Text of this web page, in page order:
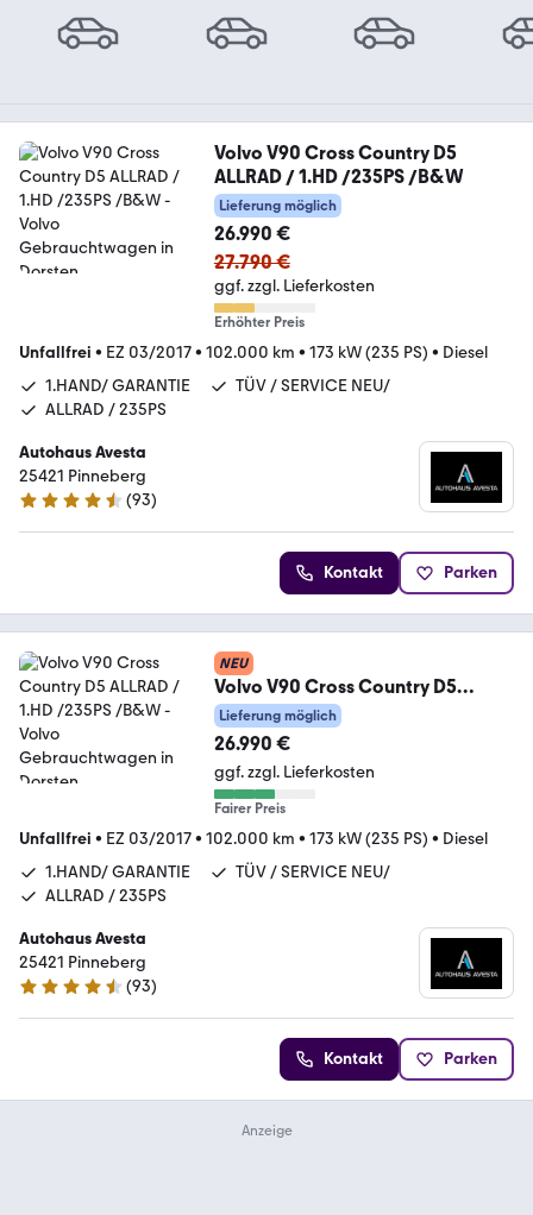
Volvo V90 Cross Country D5
ALLRAD / 1.HD /235PS /B&W
Lieferung möglich
26.990 €
27.790 €
ggf. zzgl. Lieferkosten
Erhöhter Preis
Unfallfrei • EZ 03/2017• 102.000 km • 173 kW (235 PS) • Diesel
1.HAND/ GARANTIE
TÜV / SERVICE NEU/
ALLRAD / 235PS
Autohaus Avesta
25421 Pinneberg
4.6 Sterne
(93)
Kontakt Parken
NEU
Volvo V90 Cross Country D5
ALLRAD / 1.HD /235PS /B&W
Lieferung möglich
26.990 €
ggf. zzgl. Lieferkosten
Fairer Preis
Unfallfrei • EZ 03/2017• 102.000 km • 173 kW (235 PS) • Diesel
1.HAND/ GARANTIE
TÜV / SERVICE NEU/
ALLRAD / 235PS
Autohaus Avesta
25421 Pinneberg
4.6 Sterne
(93)
Kontakt Parken